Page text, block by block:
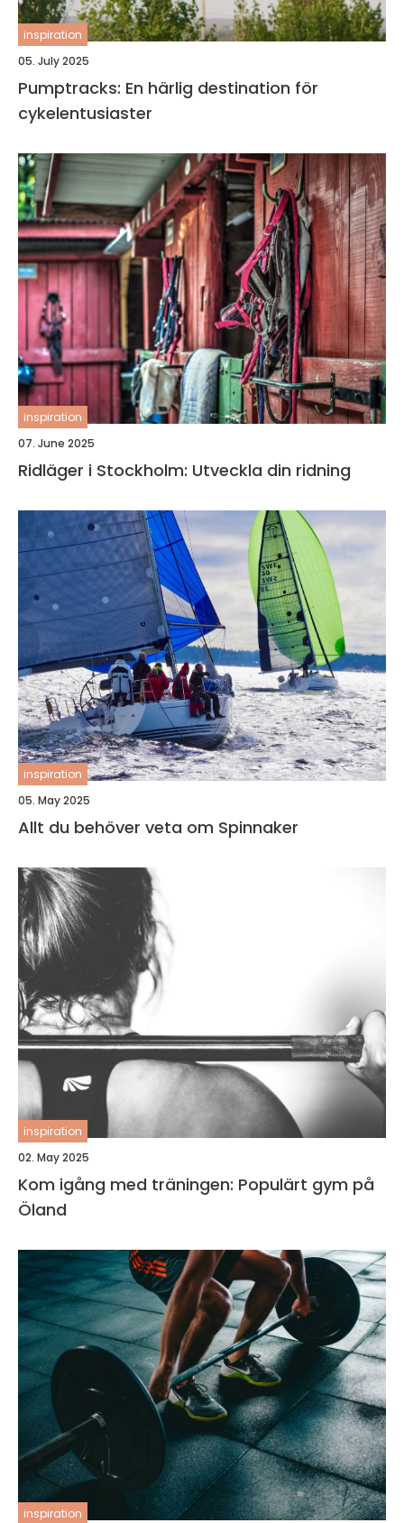
inspiration
05. July 2025
Pumptracks: En härlig destination för
cykelentusiaster
inspiration
07. June 2025
Ridläger i Stockholm: Utveckla din ridning
inspiration
05. May 2025
Allt du behöver veta om Spinnaker
inspiration
02. May 2025
Kom igång med träningen: Populärt gym på
Öland
inspiration